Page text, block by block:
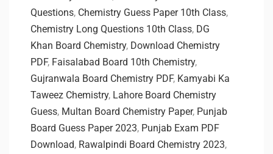
Questions, Chemistry Guess Paper 10th Class,
Chemistry Long Questions 10th Class, DG
Khan Board Chemistry, Download Chemistry
PDF, Faisalabad Board 10th Chemistry,
Gujranwala Board Chemistry PDF, Kamyabi Ka
Taweez Chemistry, Lahore Board Chemistry
Guess, Multan Board Chemistry Paper, Punjab
Board Guess Paper 2023, Punjab Exam PDF
Download, Rawalpindi Board Chemistry 2023,